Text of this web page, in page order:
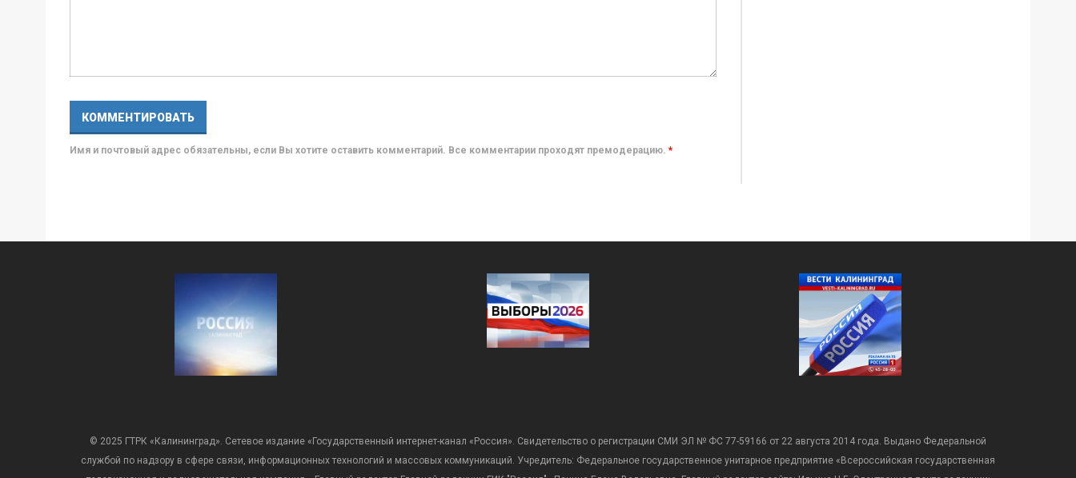
Имя и почтовый адрес обязательны, если Вы хотите оставить комментарий. Все комментарии проходят премодерацию. *
© 2025 ГТРК «Калининград». Сетевое издание «Государственный интернет-канал «Россия». Свидетельство о регистрации СМИ ЭЛ № ФС 77-59166 от 22 августа 2014 года. Выдано Федеральной
службой по надзору в сфере связи, информационных технологий и массовых коммуникаций. Учредитель: Федеральное государственное унитарное предприятие «Всероссийская государственная